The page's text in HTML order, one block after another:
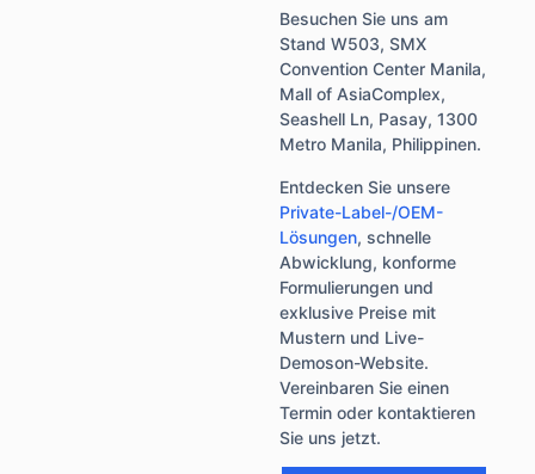
Besuchen Sie uns am
Stand W503, SMX
Convention Center Manila,
Mall of AsiaComplex,
Seashell Ln, Pasay, 1300
Metro Manila, Philippinen.
Entdecken Sie unsere
Private-Label-/OEM-
Lösungen, schnelle
Abwicklung, konforme
Formulierungen und
exklusive Preise mit
Mustern und Live-
Demoson-Website.
Vereinbaren Sie einen
Termin oder kontaktieren
Sie uns jetzt.